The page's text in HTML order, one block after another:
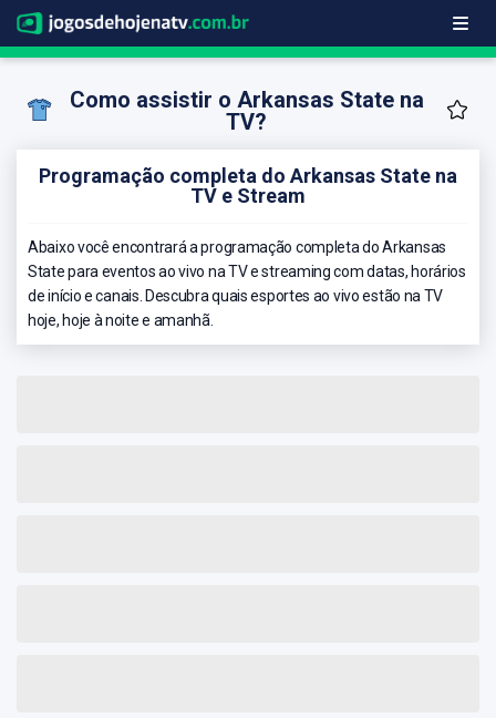
Como assistir o Arkansas State na
TV?
Programação completa do Arkansas State na
TV e Stream
Abaixo você encontrará a programação completa do Arkansas
State para eventos ao vivo na TV e streaming com datas, horários
de início e canais. Descubra quais esportes ao vivo estão na TV
hoje, hoje à noite e amanhã.